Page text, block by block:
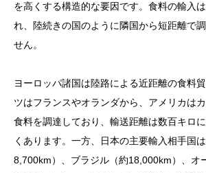
を高くする構造的な要因です。食料の輸入
れ、陸続きの国のように隣国から短距離で
せん。
ヨーロッパ諸国は陸路による近距離の食料
ツはフランスやオランダから、アメリカは
食料を調達しており、輸送距離は数百キロ
くあります。一方、日本の主要輸入相手国
8,700km）、ブラジル（約18,000km）、オ